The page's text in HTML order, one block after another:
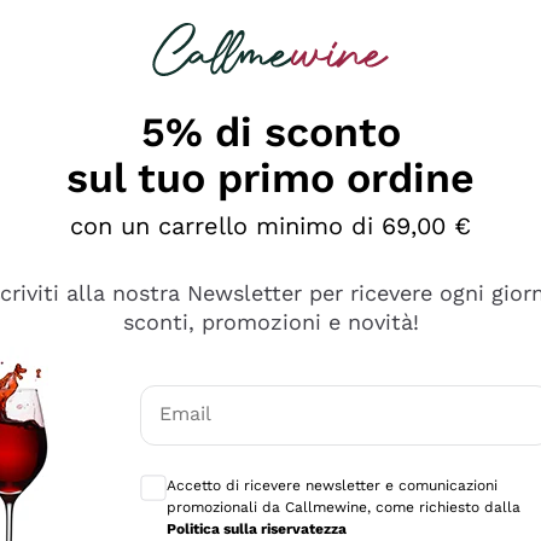
è male ma secondo me ci sono alternative che
5% di sconto
sul tuo primo ordine
con un carrello minimo di 69,00 €
alla nostra Newsletter per ricevere ogni
sconti, promozioni e novità!
Email
Accetto di ricevere newsletter e comunicazioni
promozionali da Callmewine, come richiesto dalla
Politica sulla riservatezza